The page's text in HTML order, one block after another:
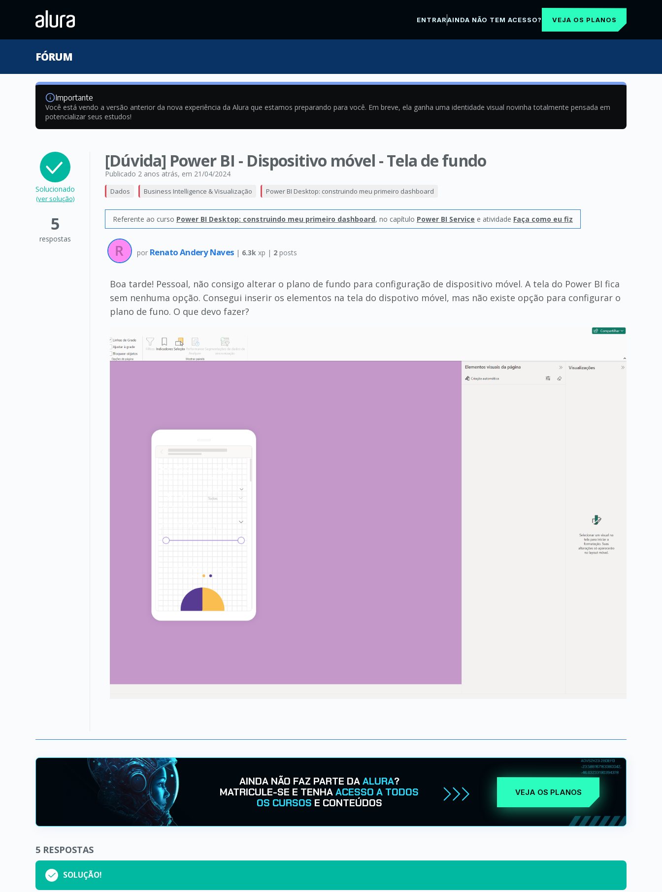
ENTRARAINDA NÃO TEM ACESSO? VEJA OS PLANOS
FÓRUM
Importante
Você está vendo a versão anterior da nova experiência da Alura que estamos preparando para você. Em breve, ela ganha uma identidade visual novinha totalmente pensada em
potencializar seus estudos!
Solucionado
(ver solução)
5
respostas
[Dúvida] Power BI - Dispositivo móvel - Tela de fundo
Publicado 2 anos atrás, em 21/04/2024
Dados Business Intelligence & Visualização Power BI Desktop: construindo meu primeiro dashboard
Referente ao curso Power BI Desktop: construindo meu primeiro dashboard, no capítulo Power BI Service e atividade Faça como eu fiz
por Renato Andery Naves | 6.3k xp | 2 posts
Boa tarde! Pessoal, não consigo alterar o plano de fundo para configuração de dispositivo móvel. A tela do Power BI fica
sem nenhuma opção. Consegui inserir os elementos na tela do dispotivo móvel, mas não existe opção para configurar o
plano de funo. O que devo fazer?
AINDA NÃO FAZ PARTE DAALURA?
MATRICULE-SE E TENHAACESSO A TODOS
OS CURSOS E CONTEÚDOS
VEJA OS PLANOS
5 RESPOSTAS
SOLUÇÃO!